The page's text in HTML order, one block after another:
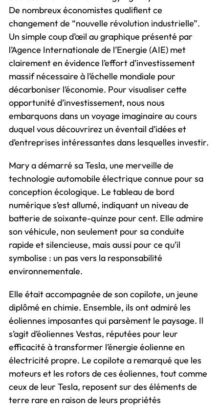
De nombreux économistes qualifient ce
changement de “nouvelle révolution industrielle”.
Un simple coup d’œil au graphique présenté par
l’Agence Internationale de l’Energie (AIE) met
clairement en évidence l’effort d’investissement
massif nécessaire à l’échelle mondiale pour
décarboniser l’économie. Pour visualiser cette
opportunité d’investissement, nous nous
embarquons dans un voyage imaginaire au cours
duquel vous découvrirez un éventail d’idées et
d’entreprises intéressantes dans lesquelles investir.
Mary a démarré sa Tesla, une merveille de
technologie automobile électrique connue pour sa
conception écologique. Le tableau de bord
numérique s’est allumé, indiquant un niveau de
batterie de soixante-quinze pour cent. Elle admire
son véhicule, non seulement pour sa conduite
rapide et silencieuse, mais aussi pour ce qu’il
symbolise : un pas vers la responsabilité
environnementale.
Elle était accompagnée de son copilote, un jeune
diplômé en chimie. Ensemble, ils ont admiré les
éoliennes imposantes qui parsèment le paysage. Il
s’agit d’éoliennes Vestas, réputées pour leur
efficacité à transformer l’énergie éolienne en
électricité propre. Le copilote a remarqué que les
moteurs et les rotors de ces éoliennes, tout comme
ceux de leur Tesla, reposent sur des éléments de
terre rare en raison de leurs propriétés